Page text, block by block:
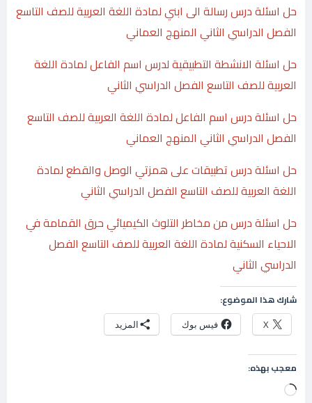
حل اسئلة درس رسالة الى ابني لمادة اللغة العربية للصف التاسع
الفصل الدراسي الثاني المنهج العماني
حل اسئلة الانشطة التطبيقية لدرس اسم الفاعل لمادة اللغة
العربية للصف التاسع الفصل الدراسي الثاني
حل اسئلة درس اسم الفاعل لمادة اللغة العربية للصف التاسع
الفصل الدراسي الثاني المنهج العماني
حل اسئلة درس تطبيقات على همزتي الوصل والقطع لمادة
اللغة العربية للصف التاسع الفصل الدراسي الثاني
حل اسئلة درس من مخاطر التلوث الكيميائي حرق القمامة في
الاحياء السكنية لمادة اللغة العربية للصف التاسع الفصل
الدراسي الثاني
شارك هذا الموضوع:
X فيس بوك المزيد
معجب بهذه:
جاري